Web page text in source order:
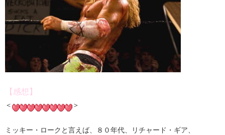
【感想】
＜ ＞
ミッキー・ロークと言えば、８０年代、リチャード・ギア、